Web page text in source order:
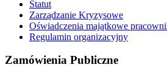
Statut
Zarządzanie Kryzysowe
Oświadczenia majątkowe
Regulamin organizacyjny
Zamówienia Publiczne